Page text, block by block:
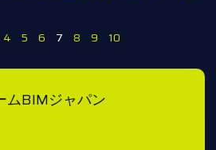
4 5 6 7 8 9 10
ムBIMジャパン